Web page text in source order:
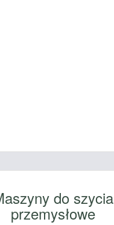
do szycia
przemysłowe